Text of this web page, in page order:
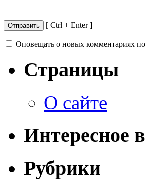
[ Ctrl + Enter ]
Оповещать о новых комментариях по
Страницы
О сайте
Интересное
Рубрики